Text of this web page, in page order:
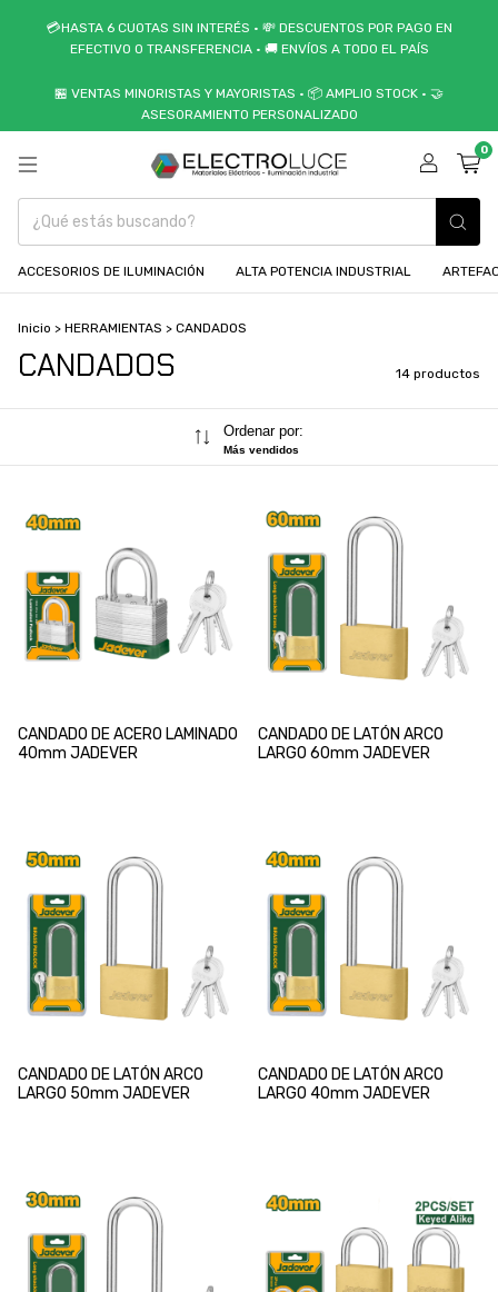
💳HASTA 6 CUOTAS SIN INTERÉS • 💸 DESCUENTOS POR PAGO EN
EFECTIVO O TRANSFERENCIA • 🚚 ENVÍOS A TODO EL PAÍS
🏪 VENTAS MINORISTAS Y MAYORISTAS • 📦 AMPLIO STOCK • 🤝
ASESORAMIENTO PERSONALIZADO
0
ACCESORIOS DE ILUMINACIÓN ALTA POTENCIA INDUSTRIAL
Inicio > HERRAMIENTAS > CANDADOS
CANDADOS 14 productos
Ordenar por:
Más vendidos
CANDADO DE ACERO LAMINADO
40mm JADEVER
CANDADO DE LATÓN ARCO
LARGO 60mm JADEVER
CANDADO DE LATÓN ARCO
LARGO 50mm JADEVER
CANDADO DE LATÓN ARCO
LARGO 40mm JADEVER